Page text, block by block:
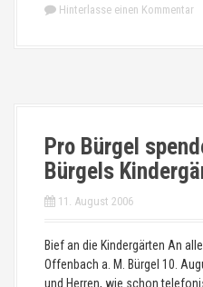
Hinterlasse einen Kommentar
Pro Bürgel
Bürgels
11. August 2006
Bief an die Kindergärten An
Offenbach a. M. Bürgel 10.
und Herren, wie schon